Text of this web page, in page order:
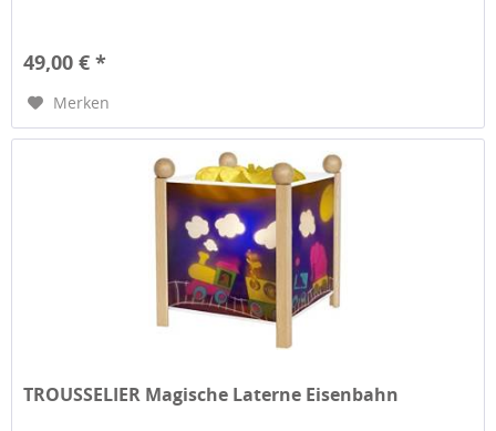
49,00 € *
Merken
TROUSSELIER Magische Laterne Eisenbahn